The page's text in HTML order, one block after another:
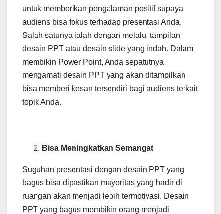
untuk memberikan pengalaman positif supaya
audiens bisa fokus terhadap presentasi Anda.
Salah satunya ialah dengan melalui tampilan
desain PPT atau desain slide yang indah. Dalam
membikin Power Point, Anda sepatutnya
mengamati desain PPT yang akan ditampilkan
bisa memberi kesan tersendiri bagi audiens terkait
topik Anda.
Bisa Meningkatkan Semangat
Suguhan presentasi dengan desain PPT yang
bagus bisa dipastikan mayoritas yang hadir di
ruangan akan menjadi lebih termotivasi. Desain
PPT yang bagus membikin orang menjadi